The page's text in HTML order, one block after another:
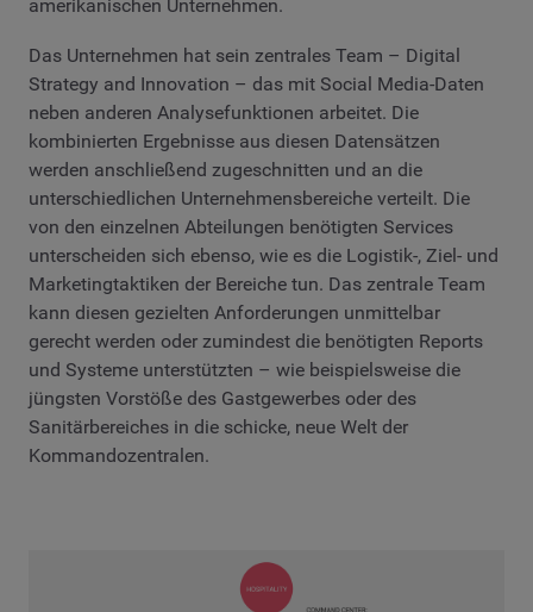
amerikanischen Unternehmen.
Das Unternehmen hat sein zentrales Team – Digital
Strategy and Innovation – das mit Social Media-Daten
neben anderen Analysefunktionen arbeitet. Die
kombinierten Ergebnisse aus diesen Datensätzen
werden anschließend zugeschnitten und an die
unterschiedlichen Unternehmensbereiche verteilt. Die
von den einzelnen Abteilungen benötigten Services
unterscheiden sich ebenso, wie es die Logistik-, Ziel- und
Marketingtaktiken der Bereiche tun. Das zentrale Team
kann diesen gezielten Anforderungen unmittelbar
gerecht werden oder zumindest die benötigten Reports
und Systeme unterstützten – wie beispielsweise die
jüngsten Vorstöße des Gastgewerbes oder des
Sanitärbereiches in die schicke, neue Welt der
Kommandozentralen.